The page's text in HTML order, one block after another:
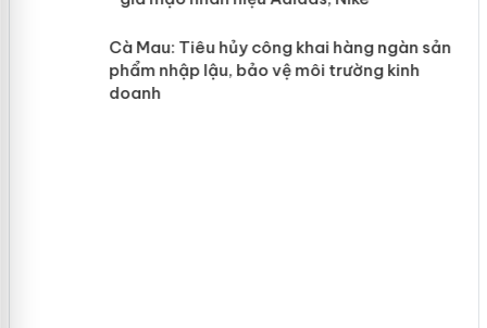
Hưng Yên: Xử lý 6 hộ kinh doanh bán
hàng giả mạo nhãn hiệu Adidas, Nike